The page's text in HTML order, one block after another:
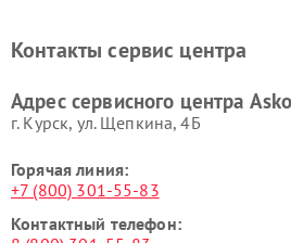
Ремонт подогревателей
Asko
Контакты сервис центра
Адрес сервисного центра
г. Курск, ул. Щепкина, 4Б
Горячая линия:
+7 (800) 301-55-83
Контактный телефон: